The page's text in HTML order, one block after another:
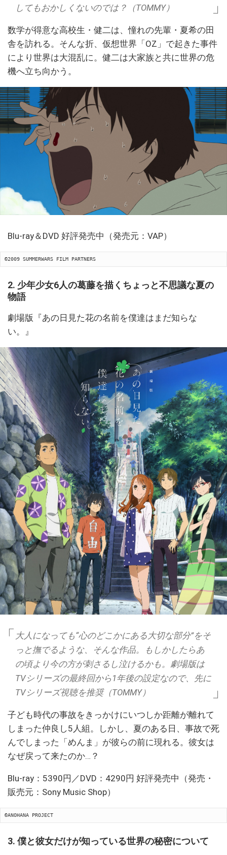
してもおかしくないのでは？（TOMMY）
数学が得意な高校生・健二は、憧れの先輩・夏希の田
舎を訪れる。そんな折、仮想世界「OZ」で起きた事件
により世界は大混乱に。健二は大家族と共に世界の危
機へ立ち向かう。
Blu-ray＆DVD 好評発売中（発売元：VAP）
©2009 SUMMERWARS FILM PARTNERS
2. 少年少女6人の葛藤を描くちょっと不思議な夏の
物語
劇場版『あの日見た花の名前を僕達はまだ知らな
い。』
大人になっても“心のどこかにある大切な部分”をそ
っと撫でるような、そんな作品。もしかしたらあ
の頃より今の方が刺さるし泣けるかも。劇場版は
TVシリーズの最終回から1年後の設定なので、先に
TVシリーズ視聴を推奨（TOMMY）
子ども時代の事故をきっかけにいつしか距離が離れて
しまった仲良し5人組。しかし、夏のある日、事故で死
んでしまった「めんま」が彼らの前に現れる。彼女は
なぜ戻って来たのか…？
Blu-ray：5390円／DVD：4290円 好評発売中（発売・
販売元：Sony Music Shop）
©ANOHANA PROJECT
3. 僕と彼女だけが知っている世界の秘密について